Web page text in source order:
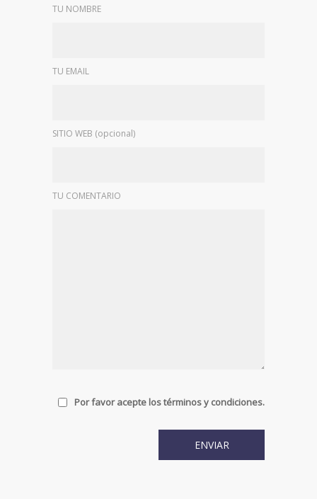
TU NOMBRE
TU EMAIL
SITIO WEB (opcional)
TU COMENTARIO
Por favor acepte los términos y condiciones.